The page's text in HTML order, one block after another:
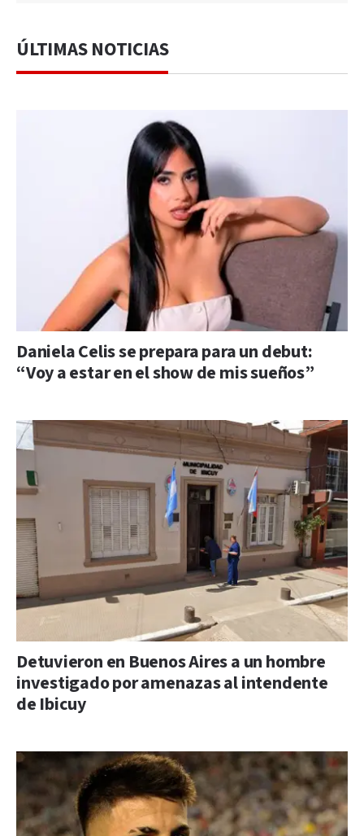
ÚLTIMAS NOTICIAS
Daniela Celis se prepara para un debut:
“Voy a estar en el show de mis sueños”
Detuvieron en Buenos Aires a un hombre
investigado por amenazas al intendente
de Ibicuy